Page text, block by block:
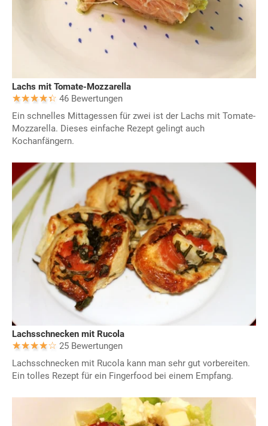
Lachs mit Tomate-Mozzarella
46 Bewertungen
Ein schnelles Mittagessen für zwei ist der Lachs mit Tomate-
Mozzarella. Dieses einfache Rezept gelingt auch
Kochanfängern.
Lachsschnecken mit Rucola
25 Bewertungen
Lachsschnecken mit Rucola kann man sehr gut vorbereiten.
Ein tolles Rezept für ein Fingerfood bei einem Empfang.